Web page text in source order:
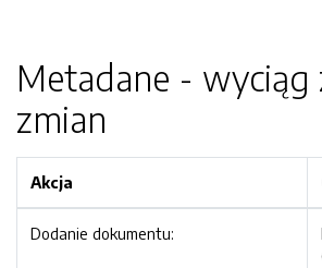
Metadane - wyciąg
zmian
Akcja
Dodanie dokumentu: